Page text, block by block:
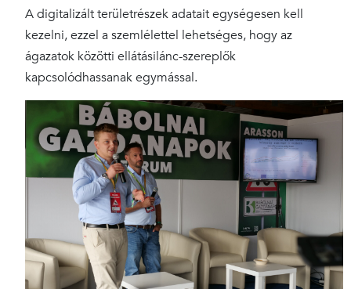
A digitalizált területrészek adatait egységesen kell
kezelni, ezzel a szemlélettel lehetséges, hogy az
ágazatok közötti ellátásilánc-szereplők
kapcsolódhassanak egymással.